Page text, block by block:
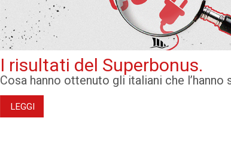
I risultati del Superbonus.
Cosa hanno ottenuto gli italiani che l’hanno
LEGGI